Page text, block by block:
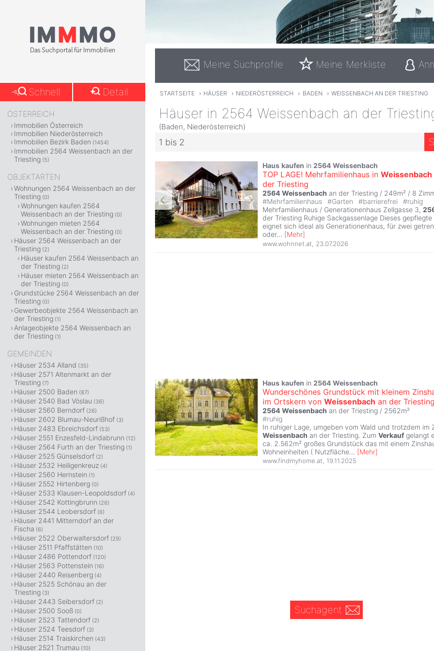
Meine Suchprofile Meine Merkliste
STARTSEITE › HÄUSER › NIEDERÖSTERREICH › BADEN › WEISSENBACH AN DER TRIESTING
Häuser in 2564 Weissenbach an der
(Baden, Niederösterreich)
1 bis 2
Haus kaufen in 2564 Weissenbach
TOP LAGE! Mehrfamilienhaus in Weissenbach
der Triesting
2564 Weissenbach an der Triesting / 249m² / 8
#Mehrfamilienhaus #Garten #barrierefrei #ruhig
Mehrfamilienhaus / Generationenhaus Zellgasse 3,
der Triesting Ruhige Sackgassenlage Dieses
eignet sich ideal als Generationenhaus, für zwei
oder... [Mehr]
www.wohnnet.at 23.07.2026
Haus kaufen in 2564 Weissenbach
Wunderschönes Grundstück mit kleinem
im Ortskern von Weissenbach an der
2564 Weissenbach an der Triesting / 2562m²
#ruhig
In ruhiger Lage, umgeben vom Wald und trotzdem im
Weissenbach an der Triesting. Zum Verkauf gelangt
ca. 2.562m² großes Grundstück das mit einem
Wohneinheiten ( Nutzfläche... [Mehr]
www.findmyhome.at, 19.11.2025
Suchagent
Schnell Detail
ÖSTERREICH
Immobilien Österreich
Immobilien Niederösterreich
Immobilien Bezirk Baden (1454)
Immobilien 2564 Weissenbach an der
Triesting (5)
OBJEKTARTEN
Wohnungen 2564 Weissenbach an der
Triesting (0)
Wohnungen kaufen 2564
Weissenbach an der Triesting (0)
Wohnungen mieten 2564
Weissenbach an der Triesting (0)
Häuser 2564 Weissenbach an der
Triesting (2)
Häuser kaufen 2564 Weissenbach an
der Triesting (2)
Häuser mieten 2564 Weissenbach an
der Triesting (0)
Grundstücke 2564 Weissenbach an der
Triesting (0)
Gewerbeobjekte 2564 Weissenbach an
der Triesting (1)
Anlageobjekte 2564 Weissenbach an
der Triesting (1)
GEMEINDEN
Häuser 2534 Alland (35)
Häuser 2571 Altenmarkt an der
Triesting (7)
Häuser 2500 Baden (87)
Häuser 2540 Bad Vöslau (36)
Häuser 2560 Berndorf (26)
Häuser 2602 Blumau-Neurißhof (3)
Häuser 2483 Ebreichsdorf (53)
Häuser 2551 Enzesfeld-Lindabrunn (12)
Häuser 2564 Furth an der Triesting (1)
Häuser 2525 Günselsdorf (2)
Häuser 2532 Heiligenkreuz (4)
Häuser 2560 Hernstein (1)
Häuser 2552 Hirtenberg (0)
Häuser 2533 Klausen-Leopoldsdorf (4)
Häuser 2542 Kottingbrunn (26)
Häuser 2544 Leobersdorf (6)
Häuser 2441 Mitterndorf an der
Fischa (6)
Häuser 2522 Oberwaltersdorf (29)
Häuser 2511 Pfaffstätten (10)
Häuser 2486 Pottendorf (120)
Häuser 2563 Pottenstein (16)
Häuser 2440 Reisenberg (4)
Häuser 2525 Schönau an der
Triesting (3)
Häuser 2443 Seibersdorf (2)
Häuser 2500 Sooß (0)
Häuser 2523 Tattendorf (2)
Häuser 2524 Teesdorf (3)
Häuser 2514 Traiskirchen (43)
Häuser 2521 Trumau (10)